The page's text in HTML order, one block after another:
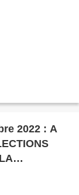
2022 : A